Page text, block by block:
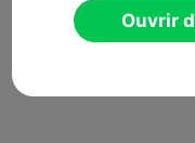
Ouvrir